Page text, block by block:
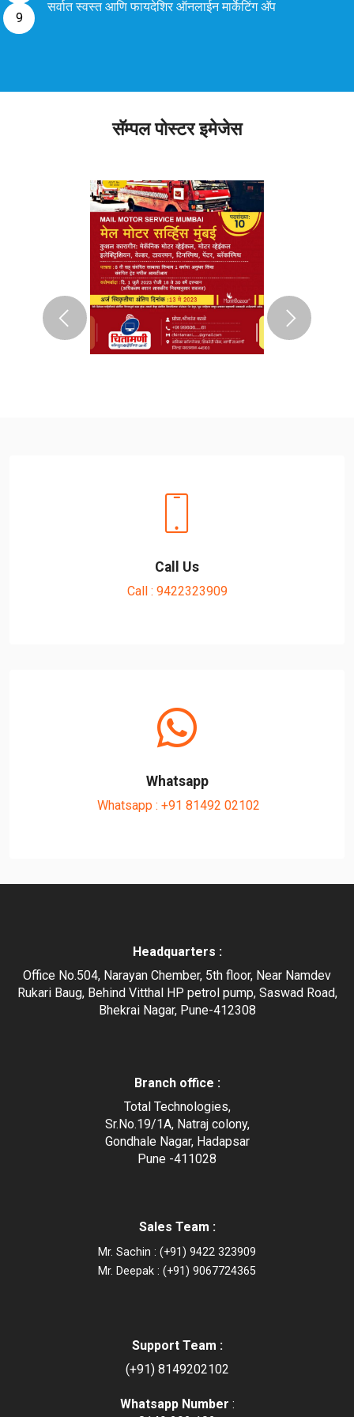
सर्वात स्वस्त आणि फायदेशिर ऑनलाईन मार्केटिंग अ‍ॅप
सॅम्पल पोस्टर इमेजेस
Previous Next
Call Us
Call : 9422323909
Whatsapp
Whatsapp : +91 81492 02102
Headquarters :
Office No.504, Narayan Chember, 5th floor, Near Namdev
Rukari Baug, Behind Vitthal HP petrol pump, Saswad Road,
Bhekrai Nagar, Pune-412308
Branch office :
Total Technologies,
Sr.No.19/1A, Natraj colony,
Gondhale Nagar, Hadapsar
Pune -411028
Sales Team :
Mr. Sachin : (+91) 9422 323909
Mr. Deepak : (+91) 9067724365
Support Team :
(+91) 8149202102
Whatsapp Number :